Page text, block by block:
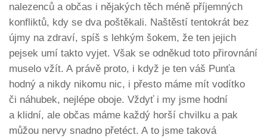
nalezenců a občas i nějakých těch méně příjemných
konfliktů, kdy se dva poštěkali. Naštěstí tentokrát bez
újmy na zdraví, spíš s lehkým šokem, že ten jejich
pejsek umí takto vyjet. Však se odněkud toto přirovnání
muselo vžít. A právě proto, i když je ten váš Punťa
hodný a nikdy nikomu nic, i přesto máme mít vodítko
či náhubek, nejlépe oboje. Vždyť i my jsme hodní
a klidní, ale občas máme každý horší chvilku a pak
můžou nervy snadno přetéct. A to jsme taková